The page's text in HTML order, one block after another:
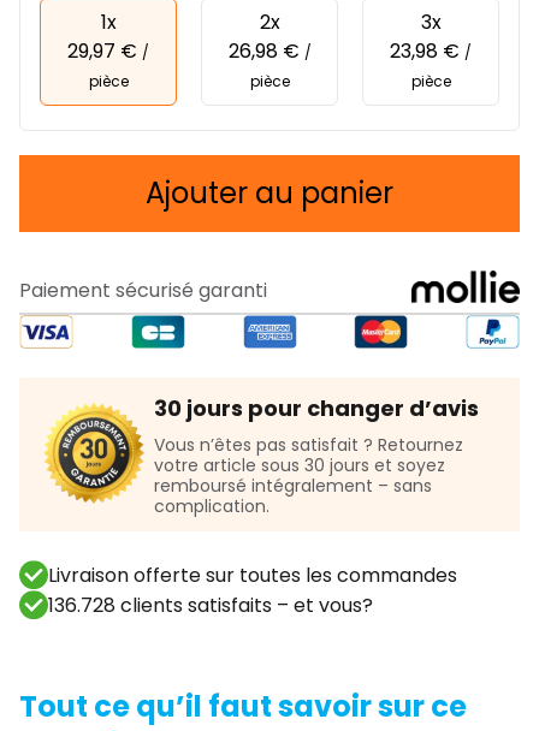
1x
29,97 € /
pièce
2x
26,98 € /
pièce
3x
23,98 € /
pièce
Ajouter au panier
Paiement sécurisé garanti
30 jours pour changer d’avis
Vous n’êtes pas satisfait ? Retournez
votre article sous 30 jours et soyez
remboursé intégralement – sans
complication.
Livraison offerte sur toutes les commandes
136.728 clients satisfaits – et vous?
Tout ce qu’il faut savoir sur ce